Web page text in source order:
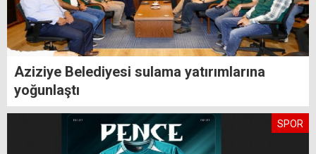
Aziziye Belediyesi sulama yatırımlarına
yoğunlaştı
SPOR